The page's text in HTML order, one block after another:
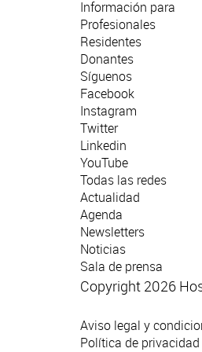
Información para
Profesionales
Residentes
Donantes
Síguenos
Facebook
Instagram
Twitter
Linkedin
YouTube
Todas las redes
Actualidad
Agenda
Newsletters
Noticias
Sala de prensa
Copyright 2026
Aviso legal y
Política de privacidad